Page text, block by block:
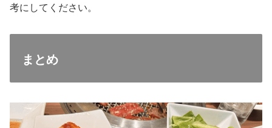
考にしてください。
まとめ